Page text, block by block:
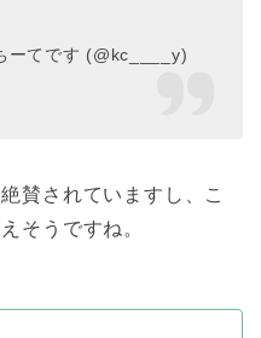
ーてです (@kc____y)
賛されていますし、こ
そうですね。